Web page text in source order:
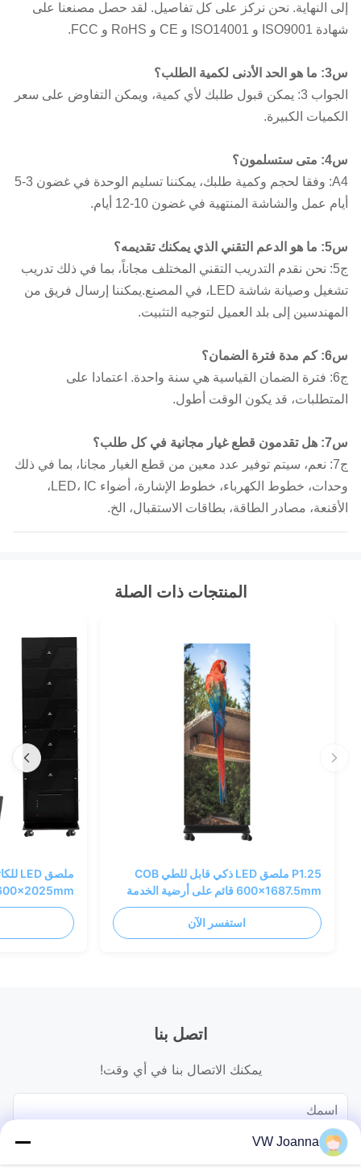
زاوية
H:170°V:170°
الحرارة
التشغيلية
التشغيلية
إلى النهاية. نحن نركز على كل تفاصيل. لقد حصل مصنعنا على
شهادة ISO9001 و ISO14001 و CE و RoHS و FCC.
س3: ما هو الحد الأدنى لكمية الطلب؟
الجواب 3: يمكن قبول طلبك لأي كمية، ويمكن التفاوض على سعر
الكميات الكبيرة.
س4: متى ستسلمون؟
A4: وفقا لحجم وكمية طلبك، يمكننا تسليم الوحدة في غضون 3-5
أيام عمل والشاشة المنتهية في غضون 10-12 أيام.
س5: ما هو الدعم التقني الذي يمكنك تقديمه؟
ج5: نحن نقدم التدريب التقني المختلف مجاناً، بما في ذلك تدريب
تشغيل وصيانة شاشة LED، في المصنع.يمكننا إرسال فريق من
المهندسين إلى بلد العميل لتوجيه التثبيت.
س6: كم مدة فترة الضمان؟
ج6: فترة الضمان القياسية هي سنة واحدة. اعتمادا على
المتطلبات، قد يكون الوقت أطول.
س7: هل تقدمون قطع غيار مجانية في كل طلب؟
ج7: نعم، سيتم توفير عدد معين من قطع الغيار مجانا، بما في ذلك
وحدات، خطوط الكهرباء، خطوط الإشارة، أضواء LED، IC،
الأقنعة، مصادر الطاقة، بطاقات الاستقبال، الخ.
المنتجات ذات الصلة
P1.25 ملصق LED ذكي قابل للطي COB
600x1687.5mm قائم على أرضية الخدمة
الأمامية
استفسر الآن
للطاقة
اتصل بنا
يمكنك الاتصال بنا في أي وقت!
VW Joanna